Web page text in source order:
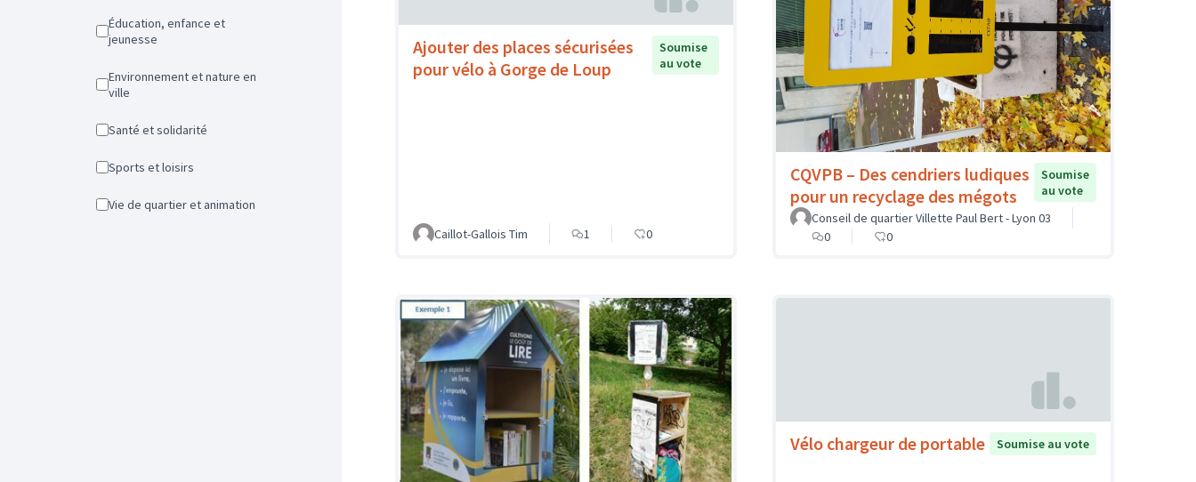
Éducation, enfance et
jeunesse
Environnement et nature en
ville
Santé et solidarité
Sports et loisirs
Vie de quartier et animation
Ajouter des places sécurisées
pour vélo à Gorge de Loup
Soumise
au vote
Caillot-Gallois Tim 1 0
CQVPB – Des cendriers ludiques
pour un recyclage des mégots
Soumise
au vote
Conseil de quartier Villette Paul Bert - Lyon 03
0
0
Vélo chargeur de portable Soumise au vote